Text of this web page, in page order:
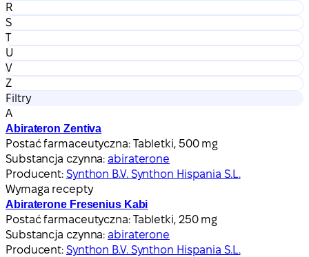
R
S
T
U
V
Z
Filtry
A
Abirateron Zentiva
Postać farmaceutyczna: Tabletki, 500 mg
Substancja czynna:abiraterone
Producent: Synthon B.V. Synthon Hispania S.L.
Wymaga recepty
Abiraterone Fresenius Kabi
Postać farmaceutyczna: Tabletki, 250 mg
Substancja czynna:abiraterone
Producent: Synthon B.V. Synthon Hispania S.L.